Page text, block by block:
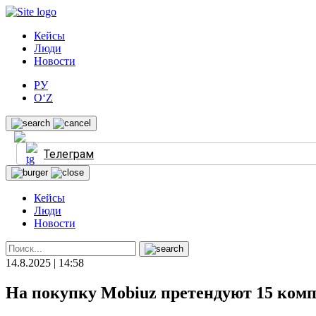
Кейсы
Люди
Новости
РУ
O‘Z
Телеграм
Кейсы
Люди
Новости
14.8.2025 | 14:58
На покупку Mobiuz претендуют 15